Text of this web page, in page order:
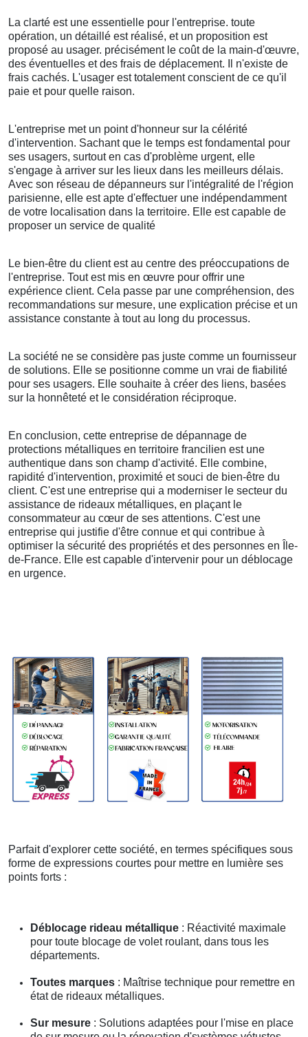
La clarté est une essentielle pour l'entreprise. toute
opération, un détaillé est réalisé, et un proposition est
proposé au usager. précisément le coût de la main-d'œuvre,
des éventuelles et des frais de déplacement. Il n'existe de
frais cachés. L'usager est totalement conscient de ce qu'il
paie et pour quelle raison.
L'entreprise met un point d'honneur sur la célérité
d'intervention. Sachant que le temps est fondamental pour
ses usagers, surtout en cas d'problème urgent, elle
s'engage à arriver sur les lieux dans les meilleurs délais.
Avec son réseau de dépanneurs sur l'intégralité de l'région
parisienne, elle est apte d'effectuer une indépendamment
de votre localisation dans la territoire. Elle est capable de
proposer un service de qualité
Le bien-être du client est au centre des préoccupations de
l'entreprise. Tout est mis en œuvre pour offrir une
expérience client. Cela passe par une compréhension, des
recommandations sur mesure, une explication précise et un
assistance constante à tout au long du processus.
La société ne se considère pas juste comme un fournisseur
de solutions. Elle se positionne comme un vrai de fiabilité
pour ses usagers. Elle souhaite à créer des liens, basées
sur la honnêteté et le considération réciproque.
En conclusion, cette entreprise de dépannage de
protections métalliques en territoire francilien est une
authentique dans son champ d'activité. Elle combine,
rapidité d'intervention, proximité et souci de bien-être du
client. C'est une entreprise qui a moderniser le secteur du
assistance de rideaux métalliques, en plaçant le
consommateur au cœur de ses attentions. C'est une
entreprise qui justifie d'être connue et qui contribue à
optimiser la sécurité des propriétés et des personnes en Île-
de-France. Elle est capable d'intervenir pour un déblocage
en urgence.
Parfait d'explorer cette société, en termes spécifiques sous
forme de expressions courtes pour mettre en lumière ses
points forts :
Déblocage rideau métallique : Réactivité maximale
pour toute blocage de volet roulant, dans tous les
départements.
Toutes marques : Maîtrise technique pour remettre en
état de rideaux métalliques.
Sur mesure : Solutions adaptées pour l'mise en place